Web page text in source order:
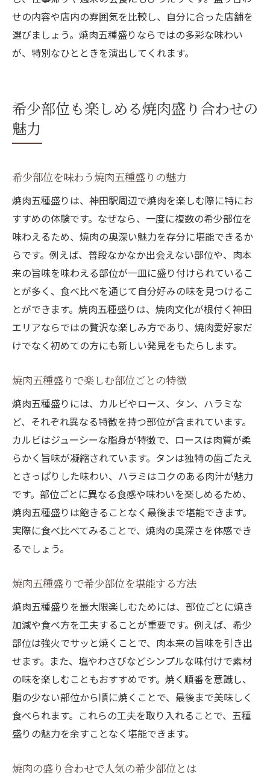
せの内容や店内の雰囲気を比較し、自分に合った店舗を
選びましょう。焼肉五種盛りならではの多彩な味わい
が、特別なひとときを演出してくれます。
希少部位も楽しめる焼肉盛り合わせの
魅力
希少部位を味わう焼肉五種盛りの魅力
焼肉五種盛りは、神田駅周辺で焼肉を楽しむ際に特にお
すすめの体験です。なぜなら、一度に複数の希少部位を
味わえるため、焼肉の奥深い魅力を存分に堪能できるか
らです。例えば、普段なかなか出会えない部位や、肉本
来の旨味を味わえる部位が一皿に盛り付けられているこ
とが多く、食べ比べを通じて自分好みの味を見つけるこ
とができます。焼肉五種盛りは、焼肉文化が根付く神田
エリアならではの贅沢な楽しみ方であり、焼肉愛好家だ
けでなく初めての方にも新しい発見をもたらします。
焼肉五種盛りで楽しむ部位ごとの特徴
焼肉五種盛りには、カルビやロース、タン、ハラミな
ど、それぞれ異なる特徴を持つ部位が含まれています。
カルビはジューシーな脂身が特徴で、ロースは肉質が柔
らかく旨味が凝縮されています。タンは独特の歯ごたえ
とさっぱりした味わい、ハラミはコクのある肉汁が魅力
です。部位ごとに異なる食感や味わいを楽しめるため、
焼肉五種盛りは飽きることなく最後まで堪能できます。
実際に食べ比べてみることで、焼肉の奥深さを体感でき
るでしょう。
焼肉五種盛りで希少部位を堪能する方法
焼肉五種盛りを最大限楽しむためには、部位ごとに焼き
加減や食べ方を工夫することが重要です。例えば、希少
部位は強火でサッと焼くことで、肉本来の旨味を引き出
せます。また、塩やわさびなどシンプルな味付けで素材
の味を楽しむこともおすすめです。焼く順番を意識し、
脂の少ない部位から順に焼くことで、最後まで美味しく
食べられます。これらの工夫を取り入れることで、五種
盛りの魅力を余すことなく堪能できます。
焼肉の盛り合わせで人気の希少部位とは